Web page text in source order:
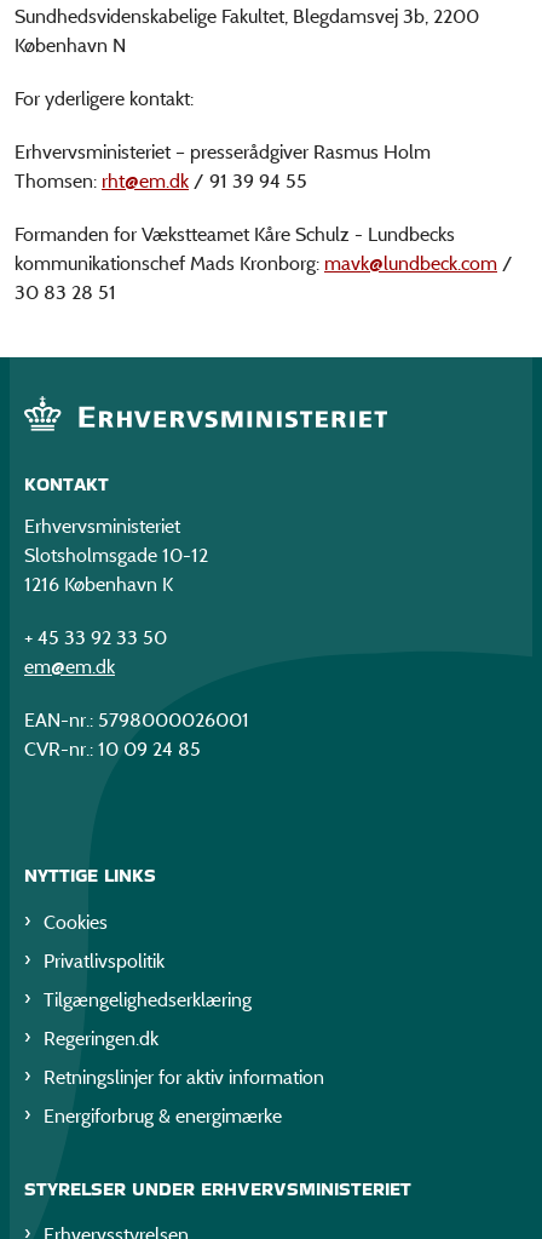
Sundhedsvidenskabelige Fakultet, Blegdamsvej 3b, 2200
København N
For yderligere kontakt:
Erhvervsministeriet – presserådgiver Rasmus Holm
Thomsen: rht@em.dk / 91 39 94 55
Formanden for Vækstteamet Kåre Schulz - Lundbecks
kommunikationschef Mads Kronborg: mavk@lundbeck.com /
30 83 28 51
KONTAKT
Erhvervsministeriet
Slotsholmsgade 10-12
1216 København K
+ 45 33 92 33 50
em@em.dk
EAN-nr.: 5798000026001
CVR-nr.: 10 09 24 85
NYTTIGE LINKS
Cookies
Privatlivspolitik
Tilgængelighedserklæring
Regeringen.dk
Retningslinjer for aktiv information
Energiforbrug & energimærke
STYRELSER UNDER ERHVERVSMINISTERIET